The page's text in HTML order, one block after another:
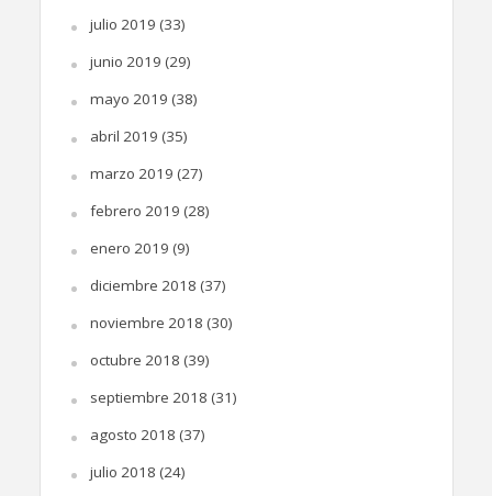
julio 2019 (33)
junio 2019 (29)
mayo 2019 (38)
abril 2019 (35)
marzo 2019 (27)
febrero 2019 (28)
enero 2019 (9)
diciembre 2018 (37)
noviembre 2018 (30)
octubre 2018 (39)
septiembre 2018 (31)
agosto 2018 (37)
julio 2018 (24)